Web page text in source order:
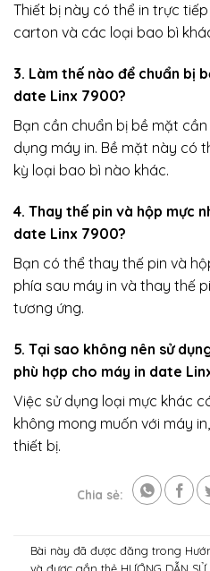
Thiết bị này có thể in trực
carton và các loại bao bì
3. Làm thế nào để chuẩn bị
date Linx 7900?
Bạn cần chuẩn bị bề mặt
dụng máy in. Bề mặt này có
kỳ loại bao bì nào khác.
4. Thay thế pin và hộp mực
date Linx 7900?
Bạn có thể thay thế pin và
phía sau máy in và thay thế
tương ứng.
5. Tại sao không nên sử
phù hợp cho máy in date
Việc sử dụng loại mực khác
không mong muốn với máy
thiết bị.
Chia sẻ:
Bài này đã được đăng trong